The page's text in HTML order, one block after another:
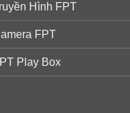
Hình FPT
FPT
Play Box